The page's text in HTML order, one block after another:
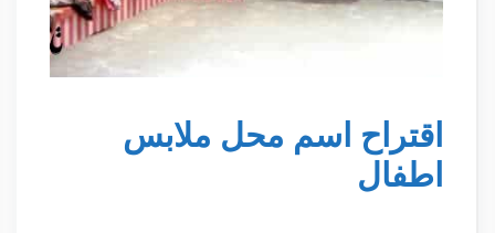
اقتراح اسم محل ملابس
اطفال